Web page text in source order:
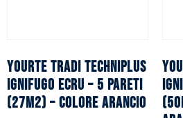
YOURTE TRADI TECHNIPLUS
ignifugo ecru – 5 pareti
(27m2) – Colore arancio